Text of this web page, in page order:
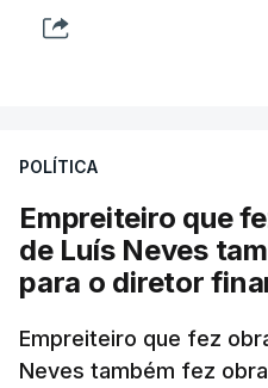
POLÍTICA
Empreiteiro que
de Luís Neves
para o diretor
Empreiteiro que fez
Neves também fez